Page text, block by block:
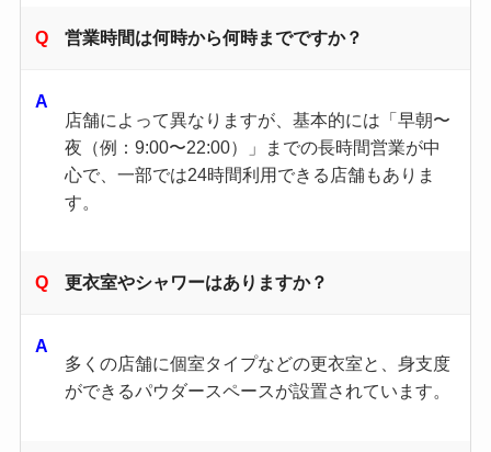
営業時間は何時から何時までですか？
店舗によって異なりますが、基本的には「早朝〜
夜（例：9:00〜22:00）」までの長時間営業が中
心で、一部では24時間利用できる店舗もありま
す。
更衣室やシャワーはありますか？
多くの店舗に個室タイプなどの更衣室と、身支度
ができるパウダースペースが設置されています。